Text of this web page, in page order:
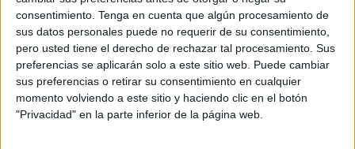
consentimiento. Tenga en cuenta que algún procesamiento de
sus datos personales puede no requerir de su consentimiento,
pero usted tiene el derecho de rechazar tal procesamiento. Sus
preferencias se aplicarán solo a este sitio web. Puede cambiar
sus preferencias o retirar su consentimiento en cualquier
momento volviendo a este sitio y haciendo clic en el botón
"Privacidad" en la parte inferior de la página web.
DESCARGAR EN PDF